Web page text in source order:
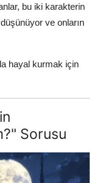
bu iki karakterin
ve onların
hayal kurmak için
Sorusu